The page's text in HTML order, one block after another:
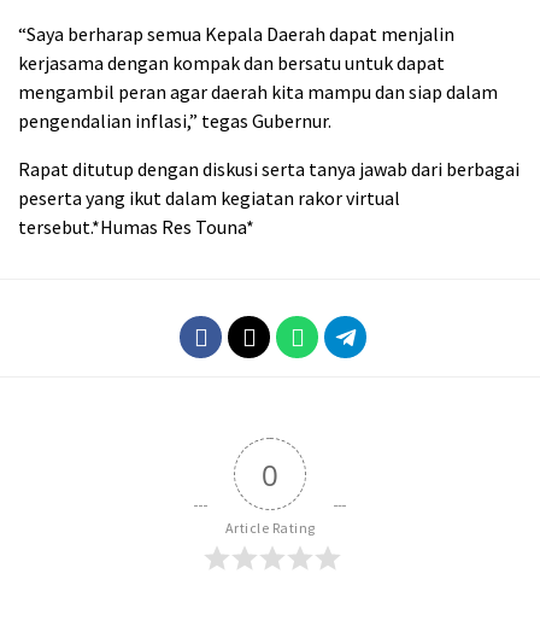
“Saya berharap semua Kepala Daerah dapat menjalin
kerjasama dengan kompak dan bersatu untuk dapat
mengambil peran agar daerah kita mampu dan siap dalam
pengendalian inflasi,” tegas Gubernur.
Rapat ditutup dengan diskusi serta tanya jawab dari berbagai
peserta yang ikut dalam kegiatan rakor virtual
tersebut.*Humas Res Touna*
0
Article Rating